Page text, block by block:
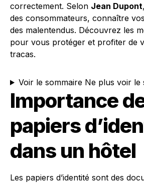
correctement. Selon Jean Dupont
des consommateurs, connaître
des malentendus. Découvrez les
pour vous protéger et profiter de
tracas.
Voir le sommaire Ne plus voir le
Importance
papiers
dans un hôtel
Les papiers d’identité sont des